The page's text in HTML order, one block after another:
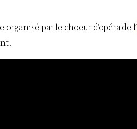
organisé par le choeur d’opéra de l’